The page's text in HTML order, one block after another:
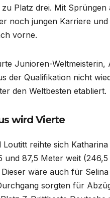
Platz drei. Mit
noch jungen Karriere
vorne.
Junioren-
der Qualifikation nicht
den Weltbesten etabliert.
wird Vierte
reihte sich
und 87,5 Meter weit
wäre auch für
sorgten für